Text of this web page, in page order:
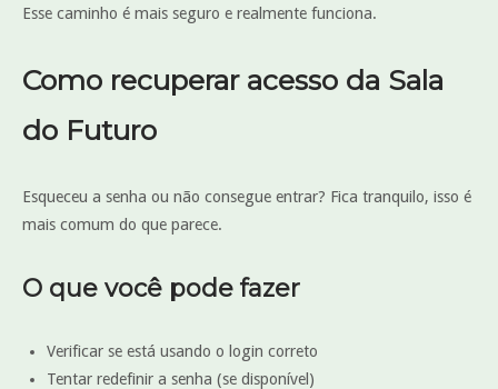
Esse caminho é mais seguro e realmente funciona.
Como recuperar acesso da Sala
do Futuro
Esqueceu a senha ou não consegue entrar? Fica tranquilo, isso é
mais comum do que parece.
O que você pode fazer
Verificar se está usando o login correto
Tentar redefinir a senha (se disponível)